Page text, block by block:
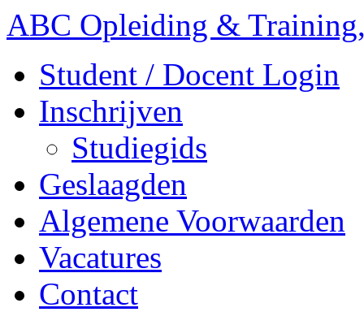
ABC Opleiding &
Student / Docent Login
Inschrijven
Studiegids
Geslaagden
Algemene Voorwaarden
Vacatures
Contact